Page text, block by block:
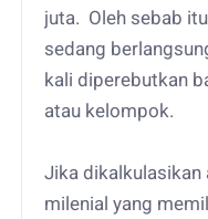
juta. Oleh sebab
sedang
kali diperebutkan
atau kelompok.
Jika dikalkulasikan
milenial yang